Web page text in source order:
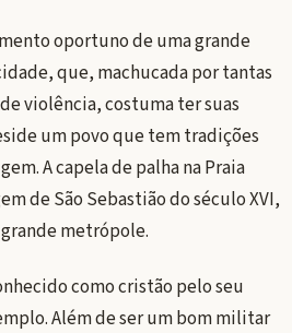
oportuno de uma grande
que, machucada por tantas
violência, costuma ter suas
um povo que tem tradições
A capela de palha na Praia
de São Sebastião do século XVI,
metrópole.
como cristão pelo seu
Além de ser um bom militar